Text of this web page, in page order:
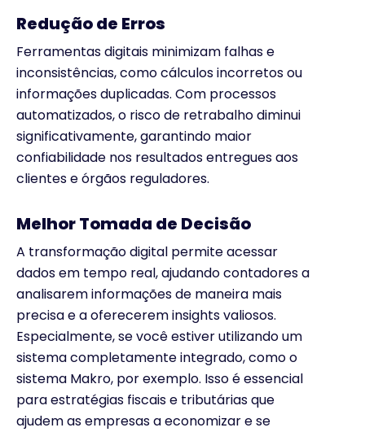
Redução de Erros
Ferramentas digitais minimizam falhas e
inconsistências, como cálculos incorretos ou
informações duplicadas. Com processos
automatizados, o risco de retrabalho diminui
significativamente, garantindo maior
confiabilidade nos resultados entregues aos
clientes e órgãos reguladores.
Melhor Tomada de Decisão
A transformação digital permite acessar
dados em tempo real, ajudando contadores a
analisarem informações de maneira mais
precisa e a oferecerem insights valiosos.
Especialmente, se você estiver utilizando um
sistema completamente integrado, como o
sistema Makro, por exemplo. Isso é essencial
para estratégias fiscais e tributárias que
ajudem as empresas a economizar e se